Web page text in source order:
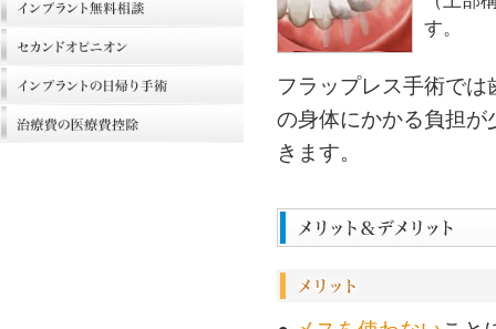
す。
フラップレス手術で
の身体にかかる負担が
きます。